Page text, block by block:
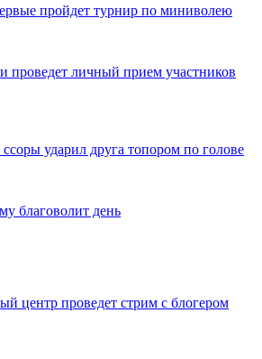
пройдет турнир по миниволею
проведет личный прием участников
ударил друга топором по голове
благоволит день
центр проведет стрим с блогером